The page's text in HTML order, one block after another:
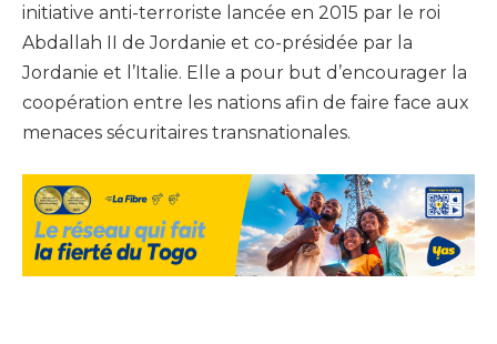
initiative anti-terroriste lancée en 2015 par le roi
Abdallah II de Jordanie et co-présidée par la
Jordanie et l’Italie. Elle a pour but d’encourager la
coopération entre les nations afin de faire face aux
menaces sécuritaires transnationales.